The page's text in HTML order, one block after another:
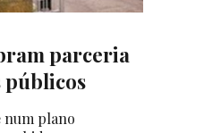
parceria
públicos
num plano